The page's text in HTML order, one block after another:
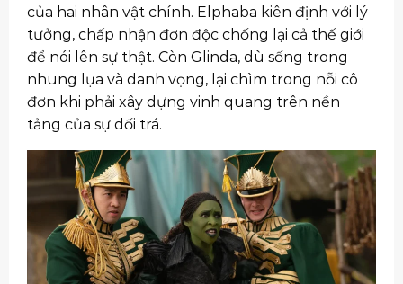
của hai nhân vật chính. Elphaba kiên định với lý
tưởng, chấp nhận đơn độc chống lại cả thế giới
để nói lên sự thật. Còn Glinda, dù sống trong
nhung lụa và danh vọng, lại chìm trong nỗi cô
đơn khi phải xây dựng vinh quang trên nền
tảng của sự dối trá.